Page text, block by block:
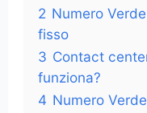
2 Numero
fisso
3 Contact
funziona?
4 Numero